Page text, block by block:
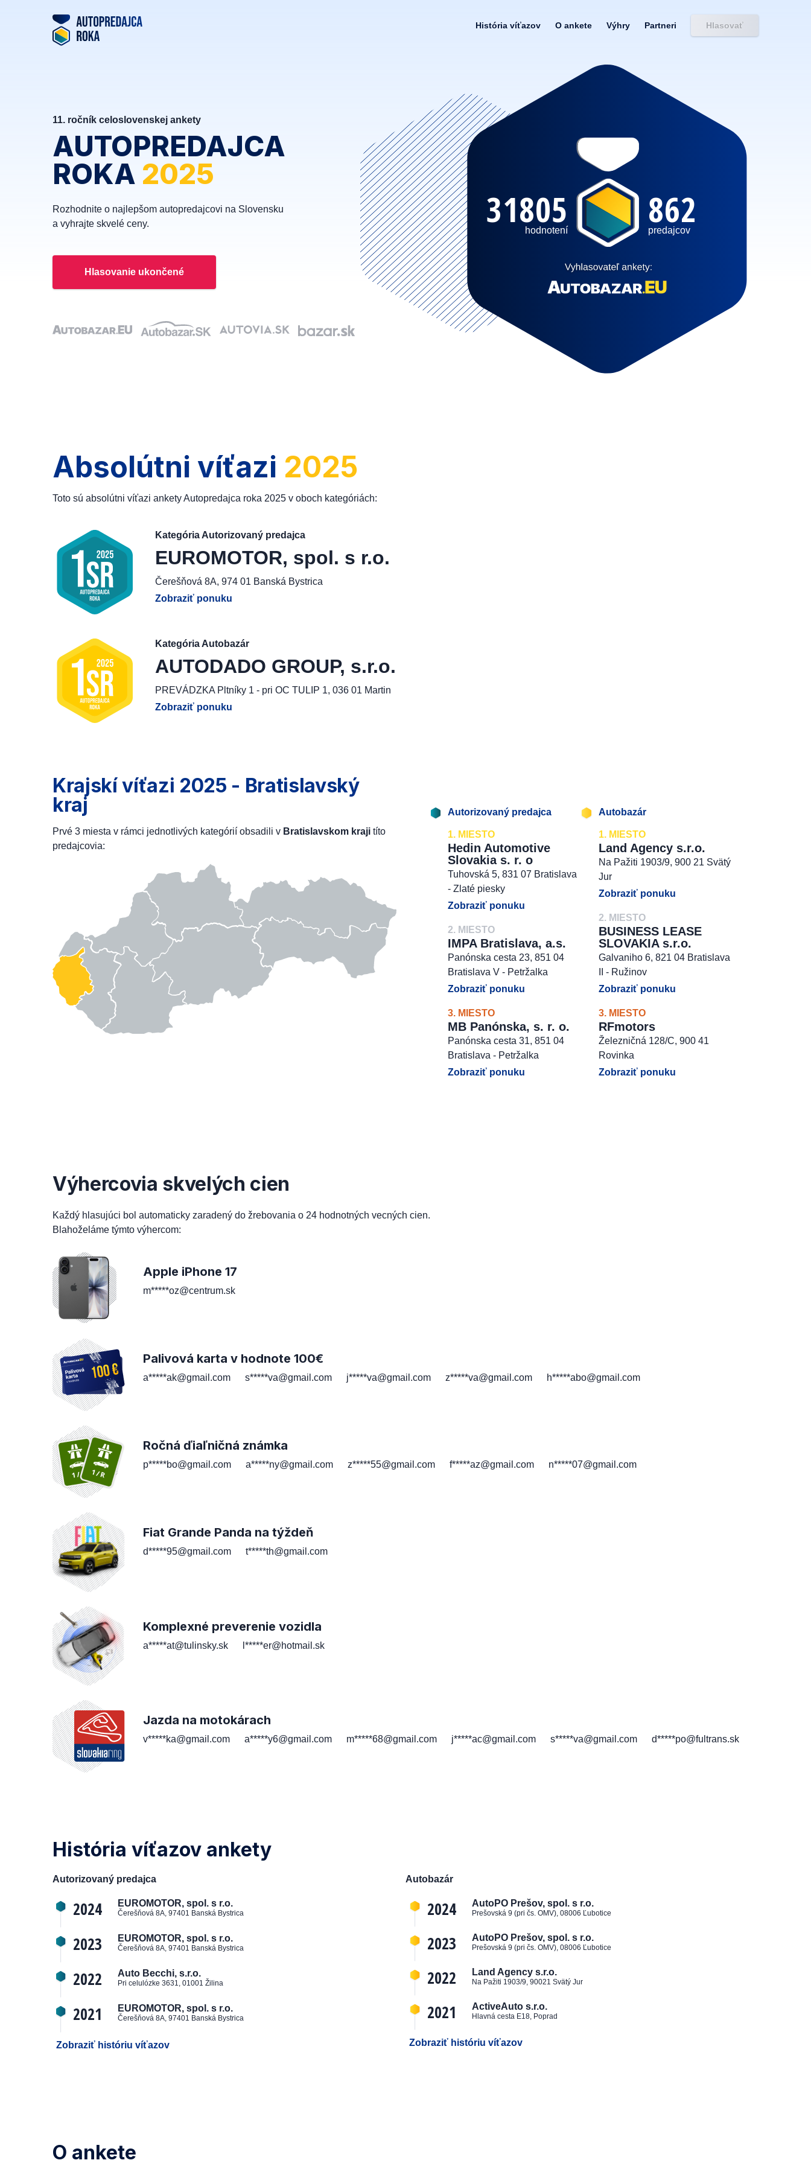
História víťazov O ankete Výhry Partneri Hlasovať
11. ročník celoslovenskej ankety
AUTOPREDAJCA
ROKA 2025
Rozhodnite o najlepšom autopredajcovi na Slovensku
a vyhrajte skvelé ceny.
Hlasovanie ukončené
862
predajcov
31805
hodnotení
Absolútni víťazi 2025
Toto sú absolútni víťazi ankety Autopredajca roka 2025 v oboch kategóriách:
Kategória Autorizovaný predajca
EUROMOTOR, spol. s r.o.
Čerešňová 8A, 974 01 Banská Bystrica
Zobraziť ponuku
Kategória Autobazár
AUTODADO GROUP, s.r.o.
PREVÁDZKA Pltníky 1 - pri OC TULIP 1, 036 01 Martin
Zobraziť ponuku
Krajskí víťazi 2025 - Bratislavský
kraj
Prvé 3 miesta v rámci jednotlivých kategórií obsadili v Bratislavskom kraji títo
predajcovia:
Autorizovaný predajca
1. MIESTO
Hedin Automotive
Slovakia s. r. o
Tuhovská 5, 831 07 Bratislava
- Zlaté piesky
Zobraziť ponuku
2. MIESTO
IMPA Bratislava, a.s.
Panónska cesta 23, 851 04
Bratislava V - Petržalka
Zobraziť ponuku
3. MIESTO
MB Panónska, s. r. o.
Panónska cesta 31, 851 04
Bratislava - Petržalka
Zobraziť ponuku
Autobazár
1. MIESTO
Land Agency s.r.o.
Na Pažiti 1903/9, 900 21 Svätý
Jur
Zobraziť ponuku
2. MIESTO
BUSINESS LEASE
SLOVAKIA s.r.o.
Galvaniho 6, 821 04 Bratislava
II - Ružinov
Zobraziť ponuku
3. MIESTO
RFmotors
Železničná 128/C, 900 41
Rovinka
Zobraziť ponuku
Výhercovia skvelých cien
Každý hlasujúci bol automaticky zaradený do žrebovania o 24 hodnotných vecných cien.
Blahoželáme týmto výhercom:
Apple iPhone 17
m*****oz@centrum.sk
Palivová karta v hodnote 100€
a*****ak@gmail.com s*****va@gmail.com j*****va@gmail.com z*****va@gmail.com h*****abo@gmail.com
Ročná ďiaľničná známka
p*****bo@gmail.com a*****ny@gmail.com z*****55@gmail.com f*****az@gmail.com n*****07@gmail.com
Fiat Grande Panda na týždeň
d*****95@gmail.com t*****th@gmail.com
Komplexné preverenie vozidla
a*****at@tulinsky.sk l*****er@hotmail.sk
Jazda na motokárach
v*****ka@gmail.com a*****y6@gmail.com m*****68@gmail.com j*****ac@gmail.com s*****va@gmail.com d*****po@fultrans.sk
História víťazov ankety
Autorizovaný predajca
2024 EUROMOTOR, spol. s r.o.
Čerešňová 8A, 97401 Banská Bystrica
2023 EUROMOTOR, spol. s r.o.
Čerešňová 8A, 97401 Banská Bystrica
2022 Auto Becchi, s.r.o.
Pri celulózke 3631, 01001 Žilina
2021 EUROMOTOR, spol. s r.o.
Čerešňová 8A, 97401 Banská Bystrica
Zobraziť históriu víťazov
Autobazár
2024 AutoPO Prešov, spol. s r.o.
Prešovská 9 (pri čs. OMV), 08006 Ľubotice
2023 AutoPO Prešov, spol. s r.o.
Prešovská 9 (pri čs. OMV), 08006 Ľubotice
2022 Land Agency s.r.o.
Na Pažiti 1903/9, 90021 Svätý Jur
2021 ActiveAuto s.r.o.
Hlavná cesta E18, Poprad
Zobraziť históriu víťazov
O ankete